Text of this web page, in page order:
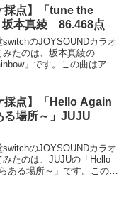
を感じさせるカッコイイ雰
採点】「tune the
本真綾 86.468点
のJOYSOUNDカラオ
みたのは、坂本真綾の
」です。この曲はアニ
ディーの曲です。全体的...
採点】「Hello Again
る場所～」JUJU
のJOYSOUNDカラオ
たのは、JUJUの「Hello
ある場所～」です。この曲